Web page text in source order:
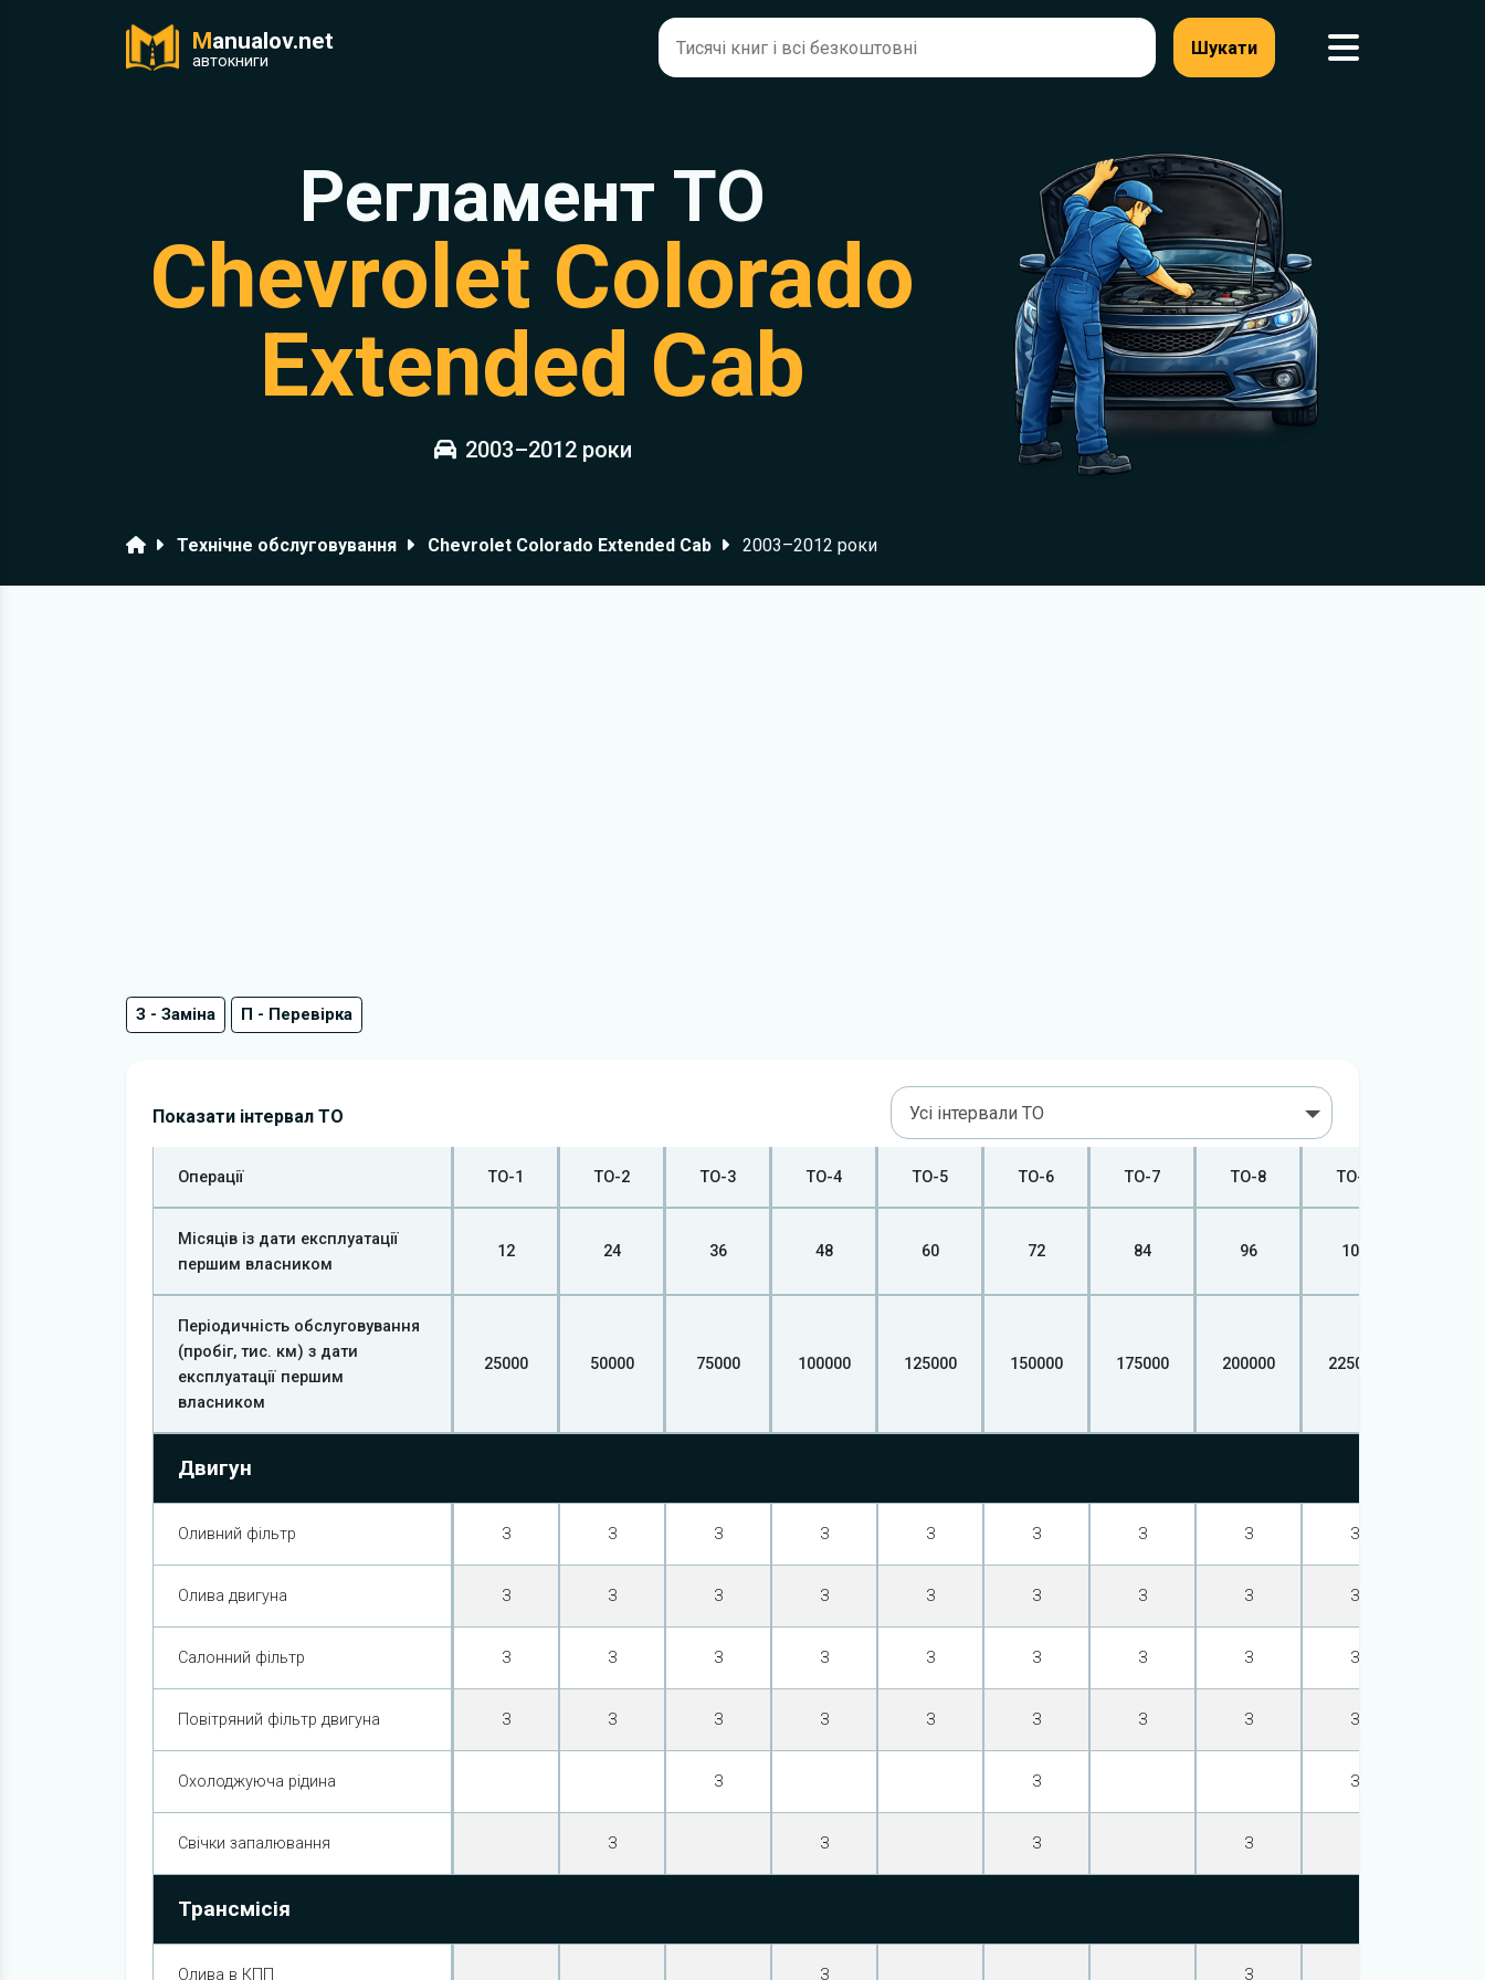
Manualov.net
автокниги
Шукати
Регламент ТО
Chevrolet Colorado
Extended Cab
2003–2012 роки
ГоловнаТехнічне обслуговування Chevrolet Colorado Extended Cab 2003–2012 роки
З - Заміна П - Перевірка
Показати інтервал ТО Усі інтервали ТО
Операції ТО-1 ТО-2 ТО-3 ТО-4 ТО-5 ТО-6 ТО-7 ТО-8 ТО-9
Місяців із дати експлуатації
першим власником
12 24 36 48 60 72 84 96 108
Періодичність обслуговування
(пробіг, тис. км) з дати
експлуатації першим
власником
25000 50000 75000 100000 125000 150000 175000 200000 225000
Двигун
Оливний фільтр З З З З З З З З З
Олива двигуна З З З З З З З З З
Салонний фільтр З З З З З З З З З
Повітряний фільтр двигуна З З З З З З З З З
Охолоджуюча рідина З З З
Свічки запалювання З З З З
Трансмісія
Олива в КПП З З